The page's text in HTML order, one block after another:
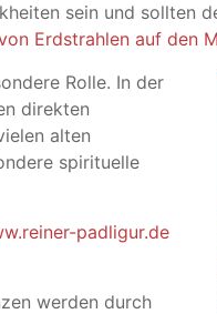
sein und sollten
Erdstrahlen auf den
Rolle. In der
direkten
alten
spirituelle
padligur.de
werden durch